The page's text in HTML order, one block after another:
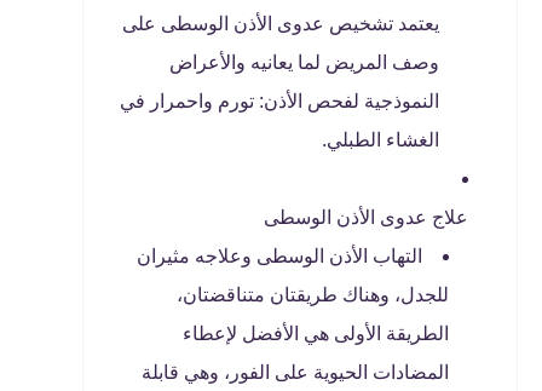
يعتمد تشخيص عدوى الأذن الوسطى على
وصف المريض لما يعانيه والأعراض
النموذجية لفحص الأذن: تورم واحمرار في
الغشاء الطبلي.
علاج عدوى الأذن الوسطى
التهاب الأذن الوسطى وعلاجه مثيران
للجدل، وهناك طريقتان متناقضتان،
الطريقة الأولى هي الأفضل لإعطاء
المضادات الحيوية على الفور، وهي قابلة